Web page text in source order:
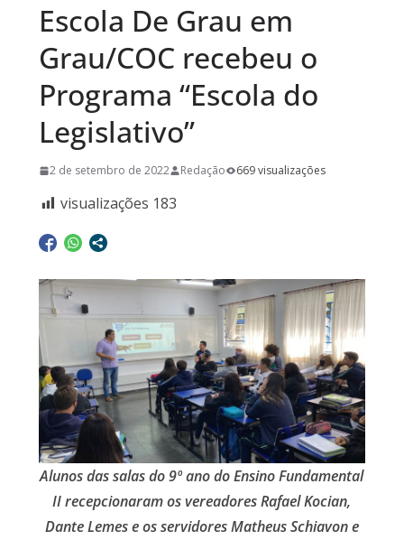
Escola De Grau em
Grau/COC recebeu o
Programa “Escola do
Legislativo”
2 de setembro de 2022 Redação 669 visualizações
visualizações 183
Alunos das salas do 9º ano do Ensino Fundamental
II recepcionaram os vereadores Rafael Kocian,
Dante Lemes e os servidores Matheus Schiavon e